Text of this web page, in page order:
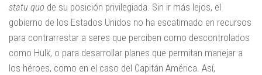
statu quo de su posición privilegiada. Sin ir más lejos, el
gobierno de los Estados Unidos no ha escatimado en recursos
para contrarrestar a seres que perciben como descontrolados
como Hulk, o para desarrollar planes que permitan manejar a
los héroes, como en el caso del Capitán América. Así,